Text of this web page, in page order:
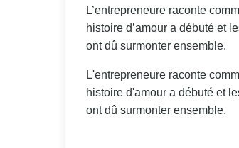
L’entrepreneure raconte
histoire d’amour a débuté et
ont dû surmonter ensemble.
L'entrepreneure raconte
histoire d'amour a débuté et
ont dû surmonter ensemble.